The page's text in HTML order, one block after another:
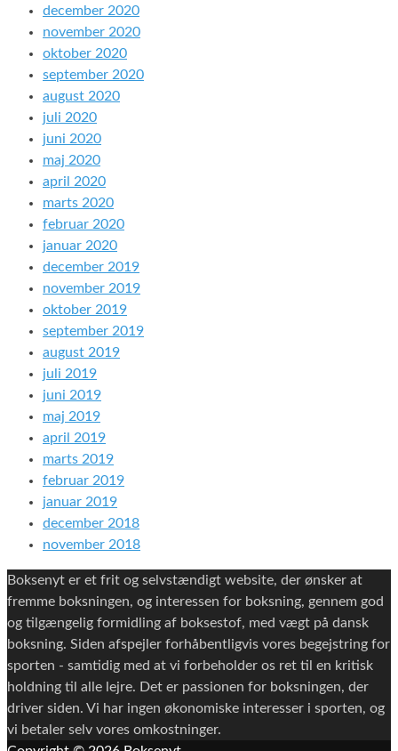
december 2020
november 2020
oktober 2020
september 2020
august 2020
juli 2020
juni 2020
maj 2020
april 2020
marts 2020
februar 2020
januar 2020
december 2019
november 2019
oktober 2019
september 2019
august 2019
juli 2019
juni 2019
maj 2019
april 2019
marts 2019
februar 2019
januar 2019
december 2018
november 2018
Boksenyt er et frit og selvstændigt website, der ønsker at
fremme boksningen, og interessen for boksning, gennem god
og tilgængelig formidling af boksestof, med vægt på dansk
boksning. Siden afspejler forhåbentligvis vores begejstring for
sporten - samtidig med at vi forbeholder os ret til en kritisk
holdning til alle lejre. Det er passionen for boksningen, der
driver siden. Vi har ingen økonomiske interesser i sporten, og
vi betaler selv vores omkostninger.